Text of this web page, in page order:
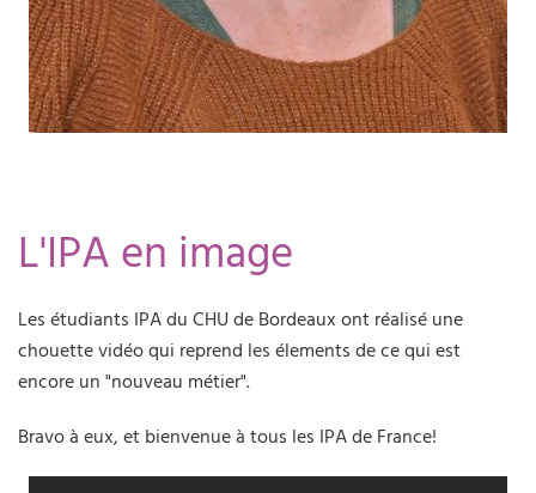
L'IPA en image
Les étudiants IPA du CHU de Bordeaux ont réalisé une
chouette vidéo qui reprend les élements de ce qui est
encore un "nouveau métier".
Bravo à eux, et bienvenue à tous les IPA de France!